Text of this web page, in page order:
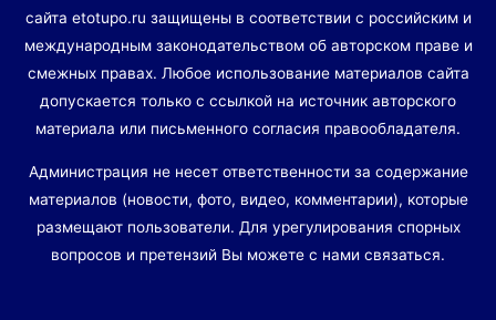
сайта etotupo.ru защищены в соответствии с российским и
международным законодательством об авторском праве и
смежных правах. Любое использование материалов сайта
допускается только с ссылкой на источник авторского
материала или письменного согласия правообладателя.
Администрация не несет ответственности за содержание
материалов (новости, фото, видео, комментарии), которые
размещают пользователи. Для урегулирования спорных
вопросов и претензий Вы можете с нами связаться.